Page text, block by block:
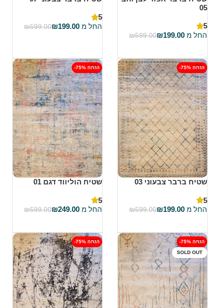
05
5
החל מ
₪199.00
₪599.00
5
החל מ
₪199.00
₪599.00
-75% הנחה
שטיח ברבר צבעוני 03
5
החל מ
₪199.00
₪599.00
-75% הנחה
שטיח הוליווד דגם 01
5
החל מ
₪249.00
₪599.00
-75% הנחה
SOLD OUT
-75% הנחה